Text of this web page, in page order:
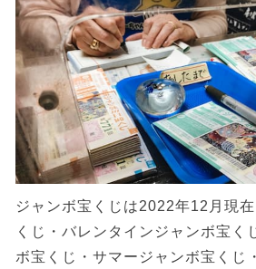
ジャンボ宝くじは2022年12月現
くじ・バレンタインジャンボ宝く
ボ宝くじ・サマージャンボ宝くじ